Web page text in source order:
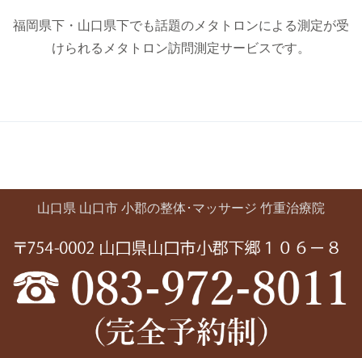
福岡県下・山口県下でも話題のメタトロンによる測定が受
けられるメタトロン訪問測定サービスです。
山口県 山口市 小郡の整体･マッサージ 竹重治療院